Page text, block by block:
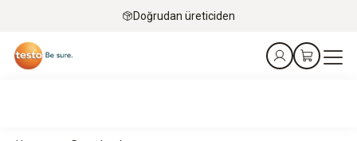
Doğrudan üreticiden